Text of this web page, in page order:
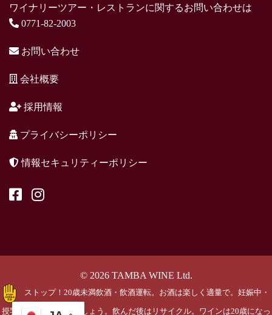
ワイナリーツアー・レストランに関するお問い合わせは
0771-82-2003
お問い合わせ
会社概要
採用情報
プライバシーポリシー
情報セキュリティーポリシー
© 2026 TAMBA WINE Ltd.
ストップ！20歳未満飲酒・飲酒運転。お酒は楽しく適量で。妊娠中・
授乳期の飲酒はやめましょう。飲んだ後はリサイクル。ワインは20歳になっ